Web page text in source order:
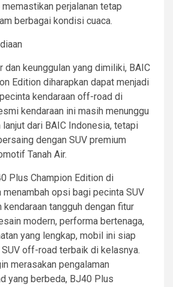
perjalanan tetap
berbagai kondisi cuaca.
dan keunggulan yang dimiliki, BAIC
Edition diharapkan dapat menjadi
kendaraan off-road di
kendaraan ini masih menunggu
dari BAIC Indonesia, tetapi
dengan SUV premium
Tanah Air.
Plus Champion Edition di
opsi bagi pecinta SUV
kendaraan tangguh dengan fitur
modern, performa bertenaga,
yang lengkap, mobil ini siap
off-road terbaik di kelasnya.
merasakan pengalaman
yang berbeda, BJ40 Plus